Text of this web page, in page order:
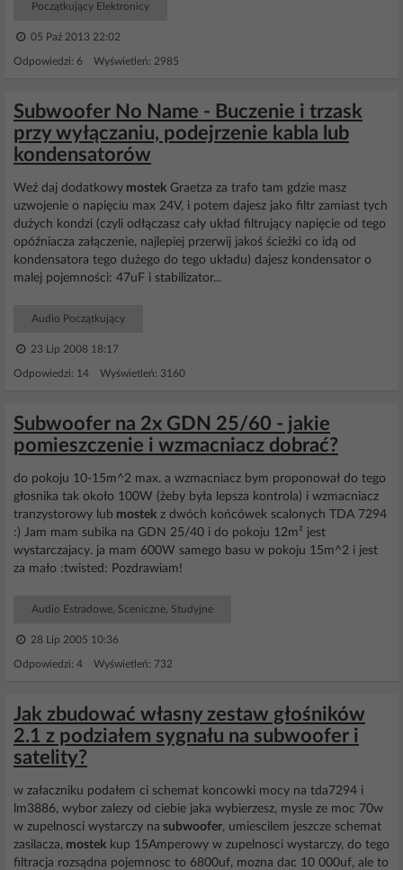
Początkujący Elektronicy
05 Paź 2013 22:02
Odpowiedzi: 6 Wyświetleń: 2985
Subwoofer No Name - Buczenie i trzask
przy wyłączaniu, podejrzenie kabla lub
kondensatorów
Weź daj dodatkowy mostek Graetza za trafo tam gdzie masz
uzwojenie o napięciu max 24V, i potem dajesz jako filtr zamiast tych
dużych kondzi (czyli odłączasz cały układ filtrujący napięcie od tego
opóźniacza załączenie, najlepiej przerwij jakoś ścieżki co idą od
kondensatora tego dużego do tego układu) dajesz kondensator o
malej pojemności: 47uF i stabilizator...
Audio Początkujący
23 Lip 2008 18:17
Odpowiedzi: 14 Wyświetleń: 3160
Subwoofer na 2x GDN 25/60 - jakie
pomieszczenie i wzmacniacz dobrać?
do pokoju 10-15m^2 max. a wzmacniacz bym proponował do tego
głosnika tak około 100W (żeby była lepsza kontrola) i wzmacniacz
tranzystorowy lub mostek z dwóch końcówek scalonych TDA 7294
:) Jam mam subika na GDN 25/40 i do pokoju 12m² jest
wystarczajacy. ja mam 600W samego basu w pokoju 15m^2 i jest
za mało :twisted: Pozdrawiam!
Audio Estradowe, Sceniczne, Studyjne
28 Lip 2005 10:36
Odpowiedzi: 4 Wyświetleń: 732
Jak zbudować własny zestaw głośników
2.1 z podziałem sygnału na subwoofer i
satelity?
w załaczniku podałem ci schemat koncowki mocy na tda7294 i
lm3886, wybor zalezy od ciebie jaka wybierzesz, mysle ze moc 70w
w zupelnosci wystarczy na subwoofer, umiescilem jeszcze schemat
zasilacza, mostek kup 15Amperowy w zupelnosci wystarczy, do tego
filtracja rozsądna pojemnosc to 6800uf, mozna dac 10 000uf, ale to